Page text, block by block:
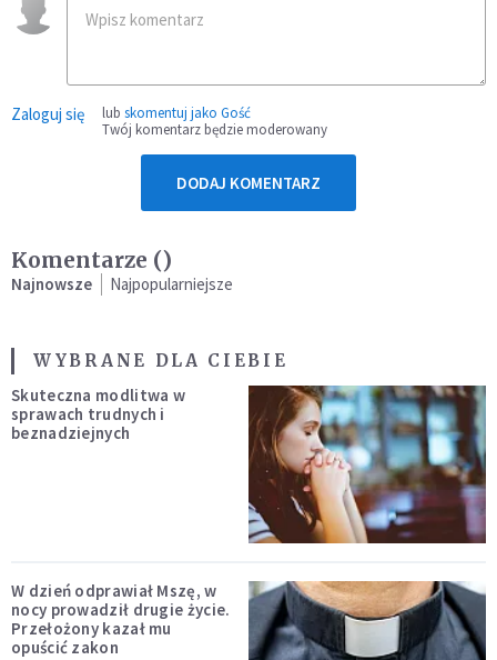
Zaloguj się lub skomentuj jako Gość
Twój komentarz będzie moderowany
DODAJ KOMENTARZ
Komentarze ()
Najnowsze Najpopularniejsze
WYBRANE DLA CIEBIE
Skuteczna modlitwa w
sprawach trudnych i
beznadziejnych
W dzień odprawiał Mszę, w
nocy prowadził drugie życie.
Przełożony kazał mu
opuścić zakon